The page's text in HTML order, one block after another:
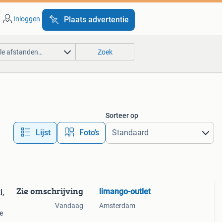
Inloggen Plaats advertentie
afstanden… Zoek
Lijst Foto’s
Sorteer op
Zie omschrijving
Vandaag
limango-outlet
Amsterdam